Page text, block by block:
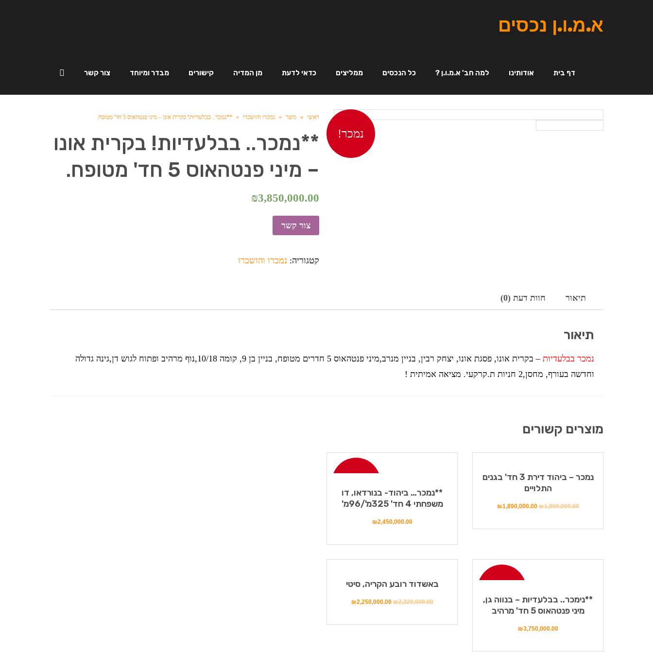
א.מ.ו.ן נכסים
דף בית אודותינו למה חב' א.מ.ו.ן ? כל הנכסים ממליצים כדאי לדעת מן המדיה קישורים מבדר ומיוחד צור קשר
נמכר!
ראשי » מוצר » נמכרו והושכרו » **נמכר.. בבלעדיות! בקרית אונו – מיני פנטהאוס 5 חד' מטופח.
**נמכר.. בבלעדיות! בקרית אונו
– מיני פנטהאוס 5 חד' מטופח.
₪3,850,000.00
צור קשר
קטגוריה: נמכרו והושכרו
תיאור חוות דעת (0)
תיאור
נמכר בבלעדיות
– בקרית אונו, פסגת אונו, יצחק רבין, בניין מנרב,מיני פנטהאוס 5 חדרים מטופח, בניין בן 9, קומה 10/18,נוף מרהיב ופתוח לגוש דן,גינה גדולה
וחדשה בעורף, מחסן,2 חניות ת.קרקעי. מציאה אמיתית !
מוצרים קשורים
מבצע!
נמכר – ביהוד דירת 3 חד' בגנים
התלויים
₪1,900,000.00
₪1,890,000.00
**נמכר… ביהוד- בנורדאו, דו
משפחתי 4 חד' 325מ'/96מ'
₪2,450,000.00
**נימכר.. בבלעדיות – בנווה גן,
מיני פנטהאוס 5 חד' מרהיב
₪3,750,000.00
מבצע!
באשדוד רובע הקריה, סיטי
₪2,320,000.00
₪2,250,000.00